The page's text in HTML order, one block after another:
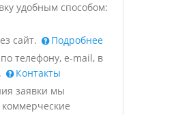
удобным способом:
сайт.
Подробнее
телефону, e-mail, в
Контакты
заявки мы